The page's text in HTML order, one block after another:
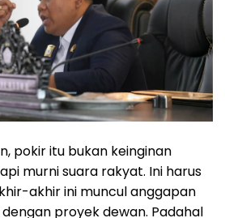
pokir itu bukan keinginan
murni suara rakyat. Ini harus
akhir ini muncul anggapan
proyek dewan. Padahal